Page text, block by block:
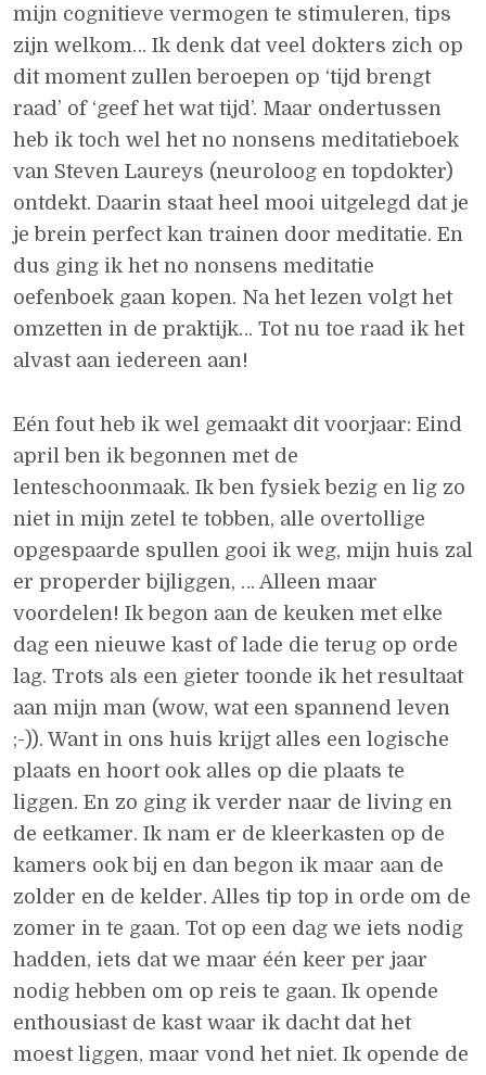
mijn cognitieve vermogen te stimuleren, tips
zijn welkom… Ik denk dat veel dokters zich op
dit moment zullen beroepen op ‘tijd brengt
raad’ of ‘geef het wat tijd’. Maar ondertussen
heb ik toch wel het no nonsens meditatieboek
van Steven Laureys (neuroloog en topdokter)
ontdekt. Daarin staat heel mooi uitgelegd dat je
je brein perfect kan trainen door meditatie. En
dus ging ik het no nonsens meditatie
oefenboek gaan kopen. Na het lezen volgt het
omzetten in de praktijk… Tot nu toe raad ik het
alvast aan iedereen aan!
Eén fout heb ik wel gemaakt dit voorjaar: Eind
april ben ik begonnen met de
lenteschoonmaak. Ik ben fysiek bezig en lig zo
niet in mijn zetel te tobben, alle overtollige
opgespaarde spullen gooi ik weg, mijn huis zal
er properder bijliggen, … Alleen maar
voordelen! Ik begon aan de keuken met elke
dag een nieuwe kast of lade die terug op orde
lag. Trots als een gieter toonde ik het resultaat
aan mijn man (wow, wat een spannend leven
;-)). Want in ons huis krijgt alles een logische
plaats en hoort ook alles op die plaats te
liggen. En zo ging ik verder naar de living en
de eetkamer. Ik nam er de kleerkasten op de
kamers ook bij en dan begon ik maar aan de
zolder en de kelder. Alles tip top in orde om de
zomer in te gaan. Tot op een dag we iets nodig
hadden, iets dat we maar één keer per jaar
nodig hebben om op reis te gaan. Ik opende
enthousiast de kast waar ik dacht dat het
moest liggen, maar vond het niet. Ik opende de